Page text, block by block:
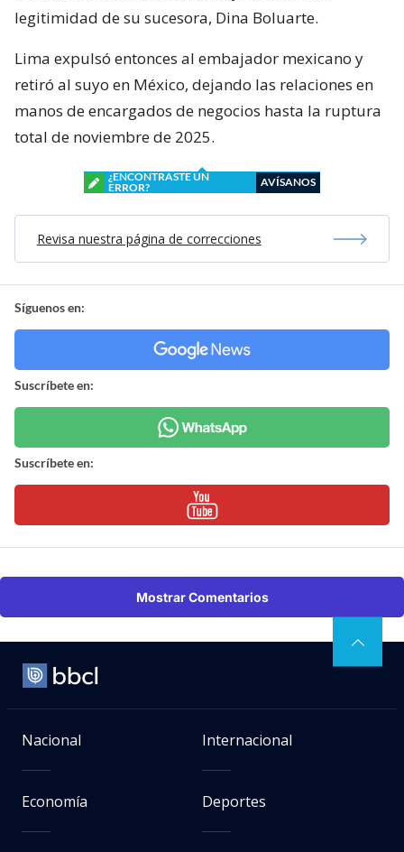
legitimidad de su sucesora, Dina Boluarte.
Lima expulsó entonces al embajador mexicano y
retiró al suyo en México, dejando las relaciones en
manos de encargados de negocios hasta la ruptura
total de noviembre de 2025.
¿ENCONTRASTE UN
ERROR?
AVÍSANOS
Revisa nuestra página de correcciones
Síguenos en:
Suscríbete en:
Suscríbete en:
Mostrar Comentarios
Nacional Internacional
Economía Deportes